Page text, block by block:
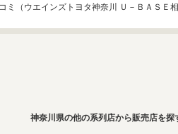
ミ（ウエインズトヨタ神奈川 Ｕ－ＢＡＳＥ
神奈川県の他の系列店から販売店を探